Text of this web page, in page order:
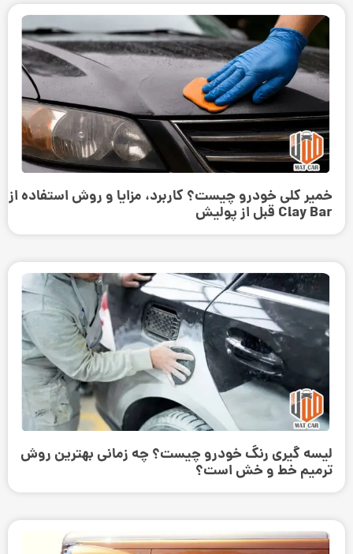
خمیر کلی خودرو چیست؟ کاربرد، مزایا و روش استفاده از
Clay Bar قبل از پولیش
لیسه گیری رنگ خودرو چیست؟ چه زمانی بهترین روش
ترمیم خط و خش است؟